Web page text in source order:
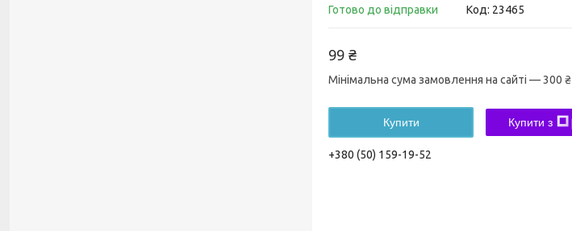
Готово до відправки Код: 23465
99 ₴
Мінімальна сума замовлення на сайті — 300 ₴
Купити Купити з
+380 (50) 159-19-52